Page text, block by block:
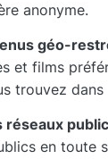
anonyme.
géo-
et films
trouvez dans
réseaux
en toute